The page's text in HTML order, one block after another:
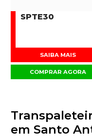
SPTE30
SAIBA MAIS
COMPRAR AGORA
em Santo